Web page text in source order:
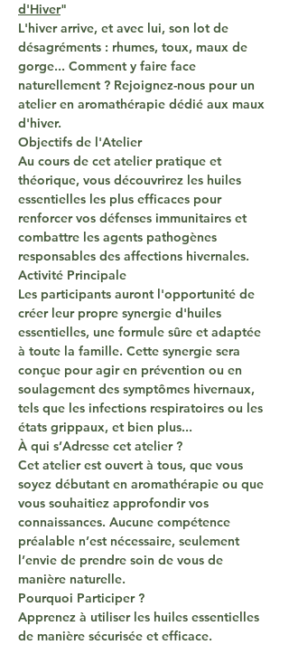
d'Hiver"
L'hiver arrive, et avec lui, son lot de
désagréments : rhumes, toux, maux de
gorge... Comment y faire face
naturellement ? Rejoignez-nous pour un
atelier en aromathérapie dédié aux maux
d'hiver.
Objectifs de l'Atelier
Au cours de cet atelier pratique et
théorique, vous découvrirez les huiles
essentielles les plus efficaces pour
renforcer vos défenses immunitaires et
combattre les agents pathogènes
responsables des affections hivernales.
Activité Principale
Les participants auront l'opportunité de
créer leur propre synergie d'huiles
essentielles, une formule sûre et adaptée
à toute la famille. Cette synergie sera
conçue pour agir en prévention ou en
soulagement des symptômes hivernaux,
tels que les infections respiratoires ou les
états grippaux, et bien plus...
À qui s’Adresse cet atelier ?
Cet atelier est ouvert à tous, que vous
soyez débutant en aromathérapie ou que
vous souhaitiez approfondir vos
connaissances. Aucune compétence
préalable n’est nécessaire, seulement
l’envie de prendre soin de vous de
manière naturelle.
Pourquoi Participer ?
Apprenez à utiliser les huiles essentielles
de manière sécurisée et efficace.